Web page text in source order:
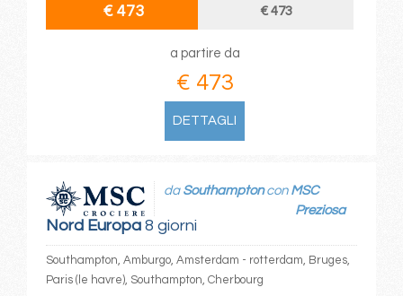
€ 473
€ 473
a partire da
€ 473
DETTAGLI
Nord Europa8 giorni
da Southamptoncon MSC
Preziosa
Southampton, Amburgo, Amsterdam - rotterdam, Bruges,
Paris (le havre), Southampton, Cherbourg